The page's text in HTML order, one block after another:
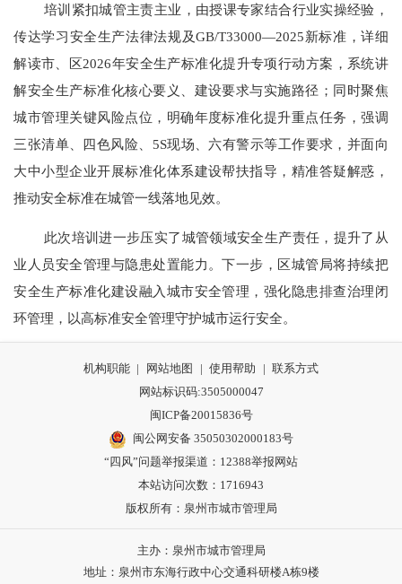
培训紧扣城管主责主业，由授课专家结合行业实操经验，
传达学习安全生产法律法规及GB/T33000—2025新标准，详细
解读市、区2026年安全生产标准化提升专项行动方案，系统讲
解安全生产标准化核心要义、建设要求与实施路径；同时聚焦
城市管理关键风险点位，明确年度标准化提升重点任务，强调
三张清单、四色风险、5S现场、六有警示等工作要求，并面向
大中小型企业开展标准化体系建设帮扶指导，精准答疑解惑，
推动安全标准在城管一线落地见效。
此次培训进一步压实了城管领域安全生产责任，提升了从
业人员安全管理与隐患处置能力。下一步，区城管局将持续把
安全生产标准化建设融入城市安全管理，强化隐患排查治理闭
环管理，以高标准安全管理守护城市运行安全。
机构职能 | 网站地图 | 使用帮助 | 联系方式
网站标识码:3505000047
闽ICP备20015836号
闽公网安备 35050302000183号
“四风”问题举报渠道： 12388举报网站
本站访问次数：1716943
版权所有：泉州市城市管理局
主办：泉州市城市管理局
地址：泉州市东海行政中心交通科研楼A栋9楼